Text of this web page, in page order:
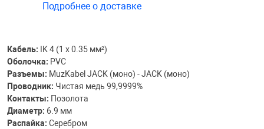
Подробнее о доставке
Кабель: IK 4 (1 х 0.35 мм²)
Оболочка: PVC
Разъемы: MuzKabel JACK (моно) - JACK (моно)
Проводник: Чистая медь 99,9999%
Контакты: Позолота
Диаметр: 6.9 мм
Распайка: Серебром